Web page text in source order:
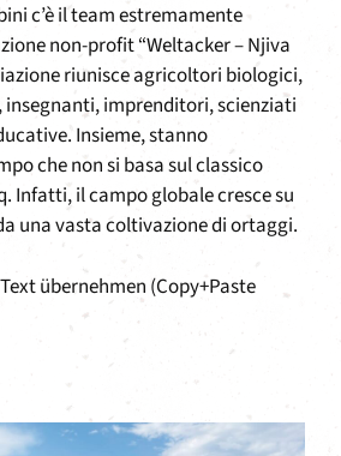
c’è il team estremamente
non-profit “Weltacker – Njiva
riunisce agricoltori biologici,
imprenditori, scienziati
Insieme, stanno
che non si basa sul classico
Infatti, il campo globale cresce su
una vasta coltivazione di ortaggi.
übernehmen (Copy+Paste